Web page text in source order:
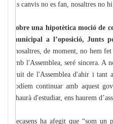
els canvis no es fan, nosaltres no
Sobre una hipotètica moció de
municipal a l’oposició, Junts
“nosaltres, de moment, no hem
amb l'Assemblea, seré sincera. A
fruit de l'Assemblea d'ahir i tant
podíem continuar amb aquest
s'haurà d'estudiar, ens haurem
Recasens ha afegit que “som